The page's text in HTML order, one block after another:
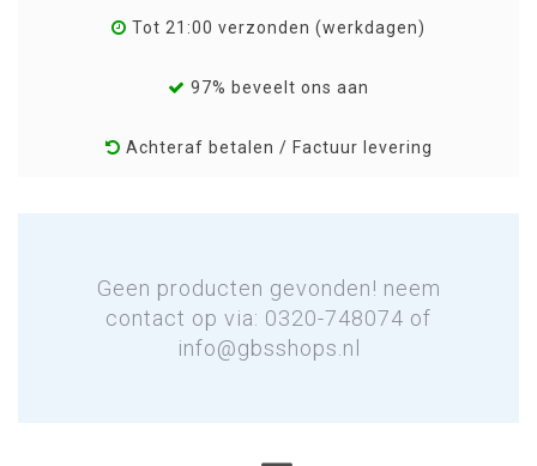
Tot 21:00 verzonden (werkdagen)
97% beveelt ons aan
Achteraf betalen / Factuur levering
Geen producten gevonden! neem
contact op via: 0320-748074 of
info@gbsshops.nl